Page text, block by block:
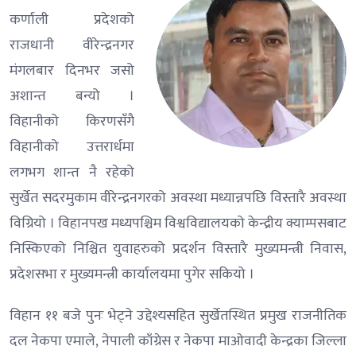
कर्णाली प्रदेशको
राजधानी वीरेन्द्रनगर
मंगलबार दिनभर जसो
अशान्त बन्यो ।
विहानीको किरणसँगै
विहानीको उत्तरार्धमा
लगभग शान्त नै रहेको
सुर्खेत सदरमुकाम वीरेन्द्रनगरको अवस्था मध्यान्नपछि विस्तारै अवस्था
विग्रियो । विहानपख मध्यपश्चिम विश्वविद्यालयको केन्द्रीय क्याम्पसबाट
निस्किएको निश्चित युवाहरुको प्रदर्शन विस्तारै मुख्यमन्त्री निवास,
प्रदेशसभा र मुख्यमन्त्री कार्यालयमा पुगेर सकियो ।
विहान ११ बजे पुनः भेट्ने उद्देश्यसहित सुर्खेतस्थित प्रमुख राजनीतिक
दल नेकपा एमाले, नेपाली काँग्रेस र नेकपा माओवादी केन्द्रका जिल्ला